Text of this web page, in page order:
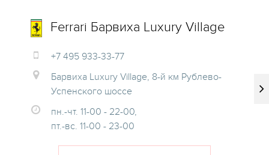
САВЕЛЬЕВ
МАКСИМ
Ferrari Барвиха Luxury Village
+7 495 933-33-77
Барвиха Luxury Village, 8-й км Рублево-
Успенского шоссе
пн.-чт. 11-00 - 22-00,
пт.-вс. 11-00 - 23-00